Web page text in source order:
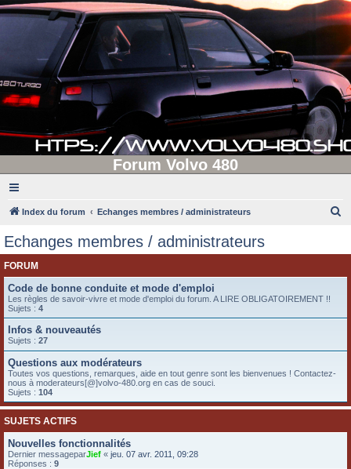
Forum Volvo 480
Index du forum Echanges membres / administrateurs
Echanges membres / administrateurs
FORUM
Code de bonne conduite et mode d'emploi
Les règles de savoir-vivre et mode d'emploi du forum. A LIRE OBLIGATOIREMENT !!
Sujets : 4
Infos & nouveautés
Sujets : 27
Questions aux modérateurs
Toutes vos questions, remarques, aide en tout genre sont les bienvenues ! Contactez-
nous à moderateurs[@]volvo-480.org en cas de souci.
Sujets : 104
SUJETS ACTIFS
Nouvelles fonctionnalités
Dernier messageparJief « jeu. 07 avr. 2011, 09:28
Réponses : 9